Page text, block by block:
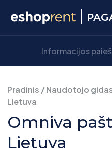
Pradinis /Naudotojo
Lietuva
Omniva
Lietuva